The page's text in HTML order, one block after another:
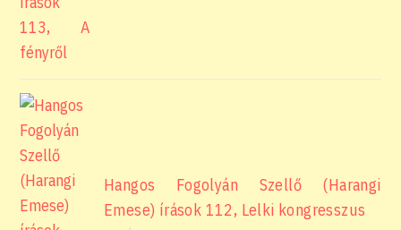
Hangos Fogolyán Szellő (Harangi
Emese) írások 112, Lelki kongresszus